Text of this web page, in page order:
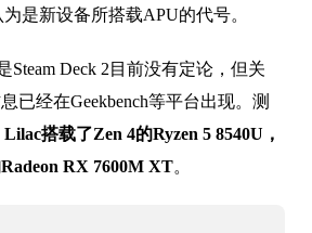
为是新设备所搭载APU的代号。
Steam Deck 2目前没有定论，但关
已经在Geekbench等平台出现。测
搭载了Zen 4的Ryzen 5 8540U，
RX 7600M XT。